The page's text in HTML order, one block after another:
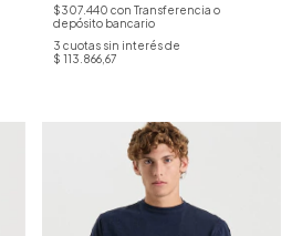
$307.440 con Transferencia o
depósito bancario
3 cuotas sin interés de
$ 113.866,67